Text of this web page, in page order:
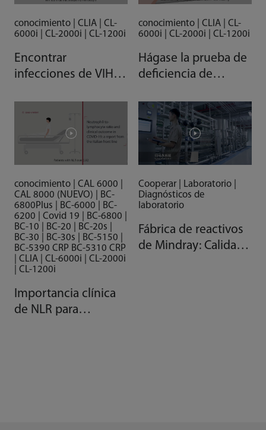
conocimiento | CLIA | CL-
6000i | CL-2000i | CL-1200i
Encontrar
infecciones de VIH
conocimiento | CLIA | CL-
6000i | CL-2000i | CL-1200i
Hágase la prueba de
deficiencia de
conocimiento | CAL 6000 |
CAL 8000 (NUEVO) | BC-
6800Plus | BC-6000 | BC-
6200 | Covid 19 | BC-6800 |
BC-10 | BC-20 | BC-20s |
BC-30 | BC-30s | BC-5150 |
BC-5390 CRP BC-5310 CRP
| CLIA | CL-6000i | CL-2000i
| CL-1200i
Importancia clínica
de NLR para
Cooperar | Laboratorio |
Diagnósticos de
laboratorio
Fábrica de reactivos
de Mindray: Calidad